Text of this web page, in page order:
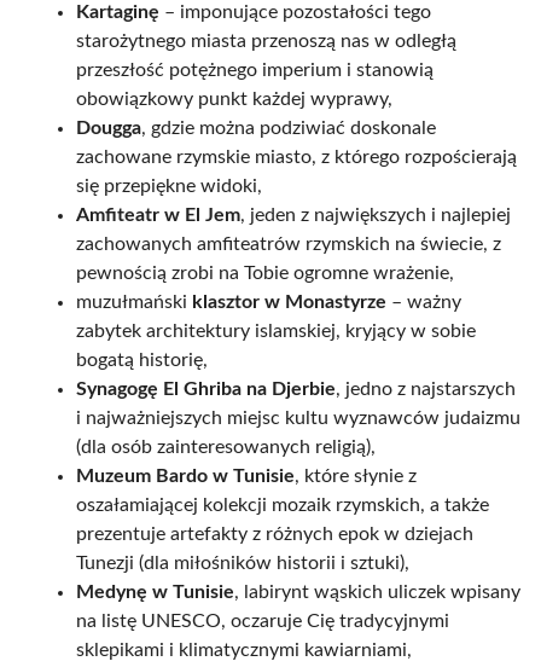
Kartaginę – imponujące pozostałości tego
starożytnego miasta przenoszą nas w odległą
przeszłość potężnego imperium i stanowią
obowiązkowy punkt każdej wyprawy,
Dougga, gdzie można podziwiać doskonale
zachowane rzymskie miasto, z którego rozpościerają
się przepiękne widoki,
Amfiteatr w El Jem, jeden z największych i najlepiej
zachowanych amfiteatrów rzymskich na świecie, z
pewnością zrobi na Tobie ogromne wrażenie,
muzułmański klasztor w Monastyrze – ważny
zabytek architektury islamskiej, kryjący w sobie
bogatą historię,
Synagogę El Ghriba na Djerbie, jedno z najstarszych
i najważniejszych miejsc kultu wyznawców judaizmu
(dla osób zainteresowanych religią),
Muzeum Bardo w Tunisie, które słynie z
oszałamiającej kolekcji mozaik rzymskich, a także
prezentuje artefakty z różnych epok w dziejach
Tunezji (dla miłośników historii i sztuki),
Medynę w Tunisie, labirynt wąskich uliczek wpisany
na listę UNESCO, oczaruje Cię tradycyjnymi
sklepikami i klimatycznymi kawiarniami,